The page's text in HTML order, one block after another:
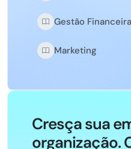
Gestão Financeira
Marketing
Cresça sua
organização.